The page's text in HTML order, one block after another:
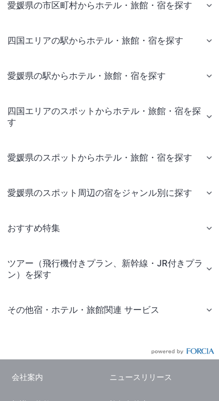
愛媛県の市区町村からホテル・旅館・宿を探す
四国エリアの駅からホテル・旅館・宿を探す
愛媛県の駅からホテル・旅館・宿を探す
四国エリアのスポットからホテル・旅館・宿を探
す
愛媛県のスポットからホテル・旅館・宿を探す
愛媛県のスポット周辺の宿をジャンル別に探す
おすすめ特集
ツアー（飛行機付きプラン、新幹線・JR付きプラ
ン）を探す
その他宿・ホテル・旅館関連 サービス
会社案内 ニュースリリース